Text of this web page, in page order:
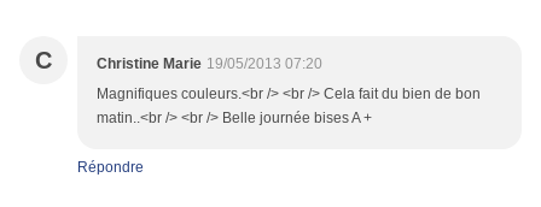
C Christine Marie 19/05/2013 07:20
Magnifiques couleurs.<br /> <br /> Cela fait du bien de bon
matin..<br /> <br /> Belle journée bises A +
Répondre